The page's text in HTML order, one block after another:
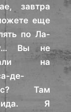
завтра
еще
по Ла-
Вы не
на
де-
Там
Я